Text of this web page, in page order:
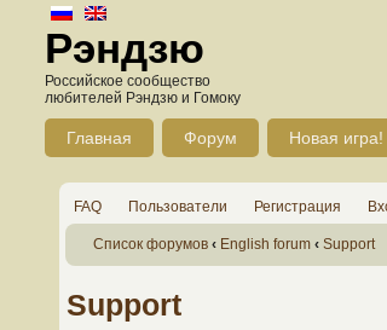
Рэндзю
Российское сообщество
любителей Рэндзю и Гомоку
Главная Форум Новая игра!
FAQ Пользователи Регистрация
Список форумов ‹ English forum ‹ Support
Support